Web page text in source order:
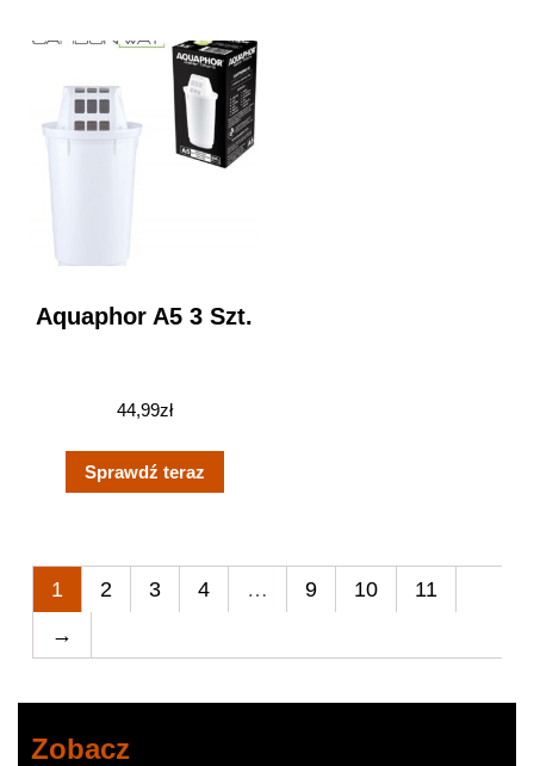
Aquaphor A5 3 Szt.
44,99zł
Sprawdź teraz
1 2 3 4 … 9 10
11
→
Zobacz